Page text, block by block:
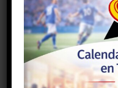
DISTANCIASde
ODDITYde Germán
García.